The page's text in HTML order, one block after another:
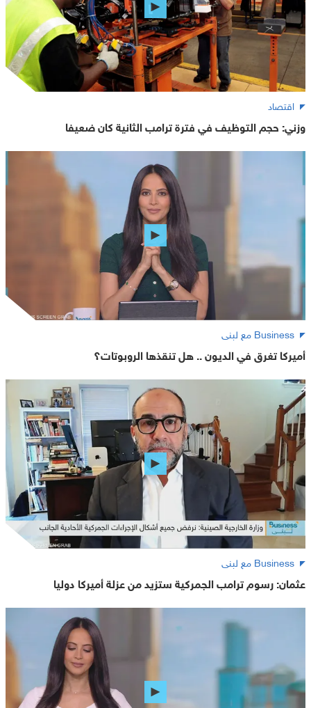
اقتصاد
وزني: حجم التوظيف في فترة ترامب الثانية كان ضعيفا
Business مع لبنى
أميركا تغرق في الديون .. هل تنقذها الروبوتات؟
Business مع لبنى
عثمان: رسوم ترامب الجمركية ستزيد من عزلة أميركا دوليا